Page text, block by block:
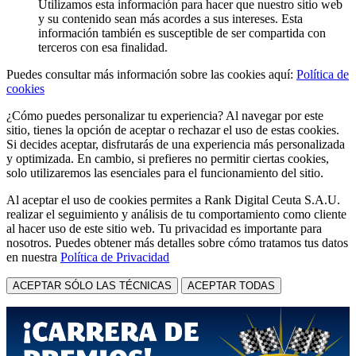
Utilizamos esta información para hacer que nuestro sitio web
y su contenido sean más acordes a sus intereses. Esta
información también es susceptible de ser compartida con
terceros con esa finalidad.
Puedes consultar más información sobre las cookies aquí: Política de
cookies
¿Cómo puedes personalizar tu experiencia? Al navegar por este
sitio, tienes la opción de aceptar o rechazar el uso de estas cookies.
Si decides aceptar, disfrutarás de una experiencia más personalizada
y optimizada. En cambio, si prefieres no permitir ciertas cookies,
solo utilizaremos las esenciales para el funcionamiento del sitio.
Al aceptar el uso de cookies permites a Rank Digital Ceuta S.A.U.
realizar el seguimiento y análisis de tu comportamiento como cliente
al hacer uso de este sitio web. Tu privacidad es importante para
nosotros. Puedes obtener más detalles sobre cómo tratamos tus datos
en nuestra Política de Privacidad
ACEPTAR SÓLO LAS TÉCNICAS ACEPTAR TODAS